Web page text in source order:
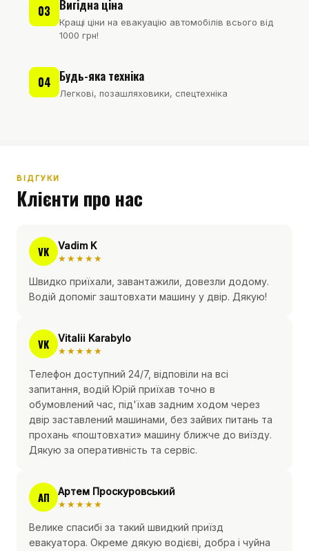
03 Вигідна ціна
Кращі ціни на евакуацію автомобілів всього від
1000 грн!
04 Будь-яка техніка
Легкові, позашляховики, спецтехніка
ВІДГУКИ
Клієнти про нас
VK Vadim K
★★★★★
Швидко приїхали, завантажили, довезли додому.
Водій допоміг заштовхати машину у двір. Дякую!
VK Vitalii Karabylo
★★★★★
Телефон доступний 24/7, відповіли на всі
запитання, водій Юрій приїхав точно в
обумовлений час, під'їхав задним ходом через
двір заставлений машинами, без зайвих питань та
прохань «поштовхати» машину ближче до виїзду.
Дякую за оперативність та сервіс.
АП Артем Проскуровський
★★★★★
Велике спасибі за такий швидкий приїзд
евакуатора. Окреме дякую водієві, добра і чуйна